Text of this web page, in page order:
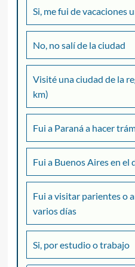
Si, me fui de vacaciones
No, no salí de la ciudad
Visité una ciudad de la
km)
Fui a Paraná a hacer
Fui a Buenos Aires en el
Fui a visitar parientes o
varios días
Si, por estudio o trabajo